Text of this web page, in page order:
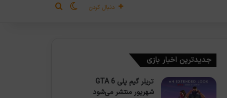
دنبال کردن تغییر پوسته
جستجو برای
جدیدترین اخبار بازی
تریلر گیم پلی GTA 6
شهریور منتشر می‌شود